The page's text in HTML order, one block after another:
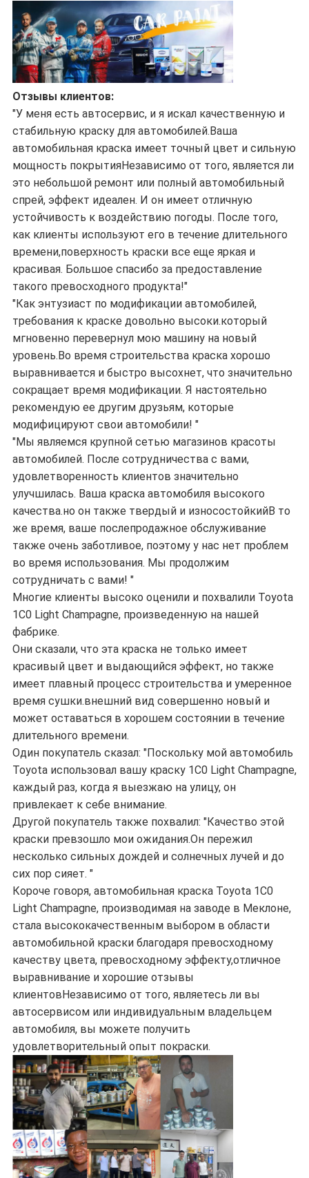
Отзывы клиентов:
"У меня есть автосервис, и я искал качественную и
стабильную краску для автомобилей.Ваша
автомобильная краска имеет точный цвет и сильную
мощность покрытияНезависимо от того, является ли
это небольшой ремонт или полный автомобильный
спрей, эффект идеален. И он имеет отличную
устойчивость к воздействию погоды. После того,
как клиенты используют его в течение длительного
времени,поверхность краски все еще яркая и
красивая. Большое спасибо за предоставление
такого превосходного продукта!"
"Как энтузиаст по модификации автомобилей,
требования к краске довольно высоки.который
мгновенно перевернул мою машину на новый
уровень.Во время строительства краска хорошо
выравнивается и быстро высохнет, что значительно
сокращает время модификации. Я настоятельно
рекомендую ее другим друзьям, которые
модифицируют свои автомобили! "
"Мы являемся крупной сетью магазинов красоты
автомобилей. После сотрудничества с вами,
удовлетворенность клиентов значительно
улучшилась. Ваша краска автомобиля высокого
качества.но он также твердый и износостойкийВ то
же время, ваше послепродажное обслуживание
также очень заботливое, поэтому у нас нет проблем
во время использования. Мы продолжим
сотрудничать с вами! "
Многие клиенты высоко оценили и похвалили Toyota
1C0 Light Champagne, произведенную на нашей
фабрике.
Они сказали, что эта краска не только имеет
красивый цвет и выдающийся эффект, но также
имеет плавный процесс строительства и умеренное
время сушки.внешний вид совершенно новый и
может оставаться в хорошем состоянии в течение
длительного времени.
Один покупатель сказал: "Поскольку мой автомобиль
Toyota использовал вашу краску 1С0 Light Champagne,
каждый раз, когда я выезжаю на улицу, он
привлекает к себе внимание.
Другой покупатель также похвалил: "Качество этой
краски превзошло мои ожидания.Он пережил
несколько сильных дождей и солнечных лучей и до
сих пор сияет. "
Короче говоря, автомобильная краска Toyota 1C0
Light Champagne, производимая на заводе в Меклоне,
стала высококачественным выбором в области
автомобильной краски благодаря превосходному
качеству цвета, превосходному эффекту,отличное
выравнивание и хорошие отзывы
клиентовНезависимо от того, являетесь ли вы
автосервисом или индивидуальным владельцем
автомобиля, вы можете получить
удовлетворительный опыт покраски.